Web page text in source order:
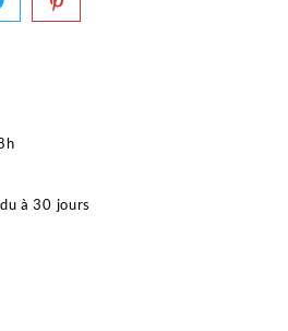
à 30 jours